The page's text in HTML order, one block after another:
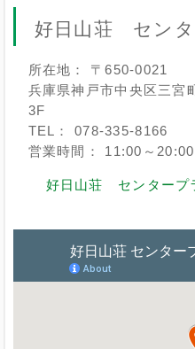
好日山荘 センタ
所在地： 〒650-0021
兵庫県神戸市中央区三宮
3F
TEL： 078-335-8166
営業時間： 11:00～20:00
好日山荘 センタープ